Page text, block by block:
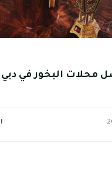
محلات البخور في دبي